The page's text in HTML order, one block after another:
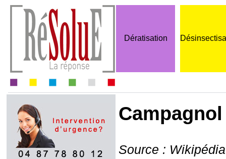
Dératisation
Campagnol
Source : Wikipédia